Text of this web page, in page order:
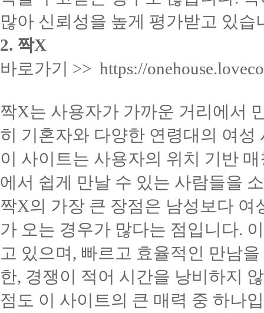
많아 신뢰성을 높게 평가받고 있습
2. 짝X
바로가기 >> https://
짝X는 사용자가 가까운 거리에서
히 기혼자와 다양한 연령대의 여
이 사이트는 사용자의 위치 기반
에서 쉽게 만날 수 있는 사람들을
짝X의 가장 큰 장점은 남성보다
가 오는 경우가 많다는 점입니다.
고 있으며, 빠르고 효율적인 만남
한, 경쟁이 적어 시간을 낭비하지
점도 이 사이트의 큰 매력 중 하나